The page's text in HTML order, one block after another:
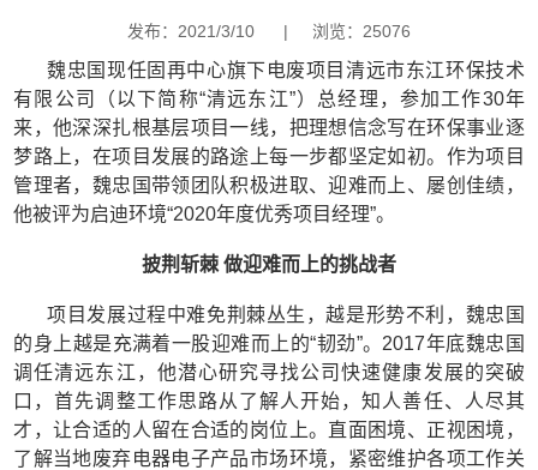
发布：2021/3/10 | 浏览：25076
魏忠国现任固再中心旗下电废项目清远市东江环保技术
有限公司（以下简称“清远东江”）总经理，参加工作30年
来，他深深扎根基层项目一线，把理想信念写在环保事业逐
梦路上，在项目发展的路途上每一步都坚定如初。作为项目
管理者，魏忠国带领团队积极进取、迎难而上、屡创佳绩，
他被评为启迪环境“2020年度优秀项目经理”。
披荆斩棘 做迎难而上的挑战者
项目发展过程中难免荆棘丛生，越是形势不利，魏忠国
的身上越是充满着一股迎难而上的“韧劲”。2017年底魏忠国
调任清远东江，他潜心研究寻找公司快速健康发展的突破
口，首先调整工作思路从了解人开始，知人善任、人尽其
才，让合适的人留在合适的岗位上。直面困境、正视困境，
了解当地废弃电器电子产品市场环境，紧密维护各项工作关